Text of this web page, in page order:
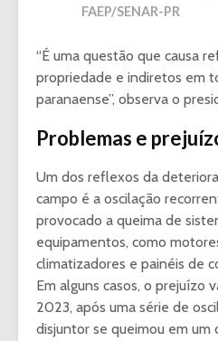
FAEP/SENAR-PR
“É uma questão que causa
propriedade e indiretos em
paranaense”, observa o
Problemas e
Um dos reflexos da
campo é a oscilação
provocado a queima de
equipamentos, como
climatizadores e painéis de
Em alguns casos, o prejuízo
2023, após uma série de
disjuntor se queimou em um